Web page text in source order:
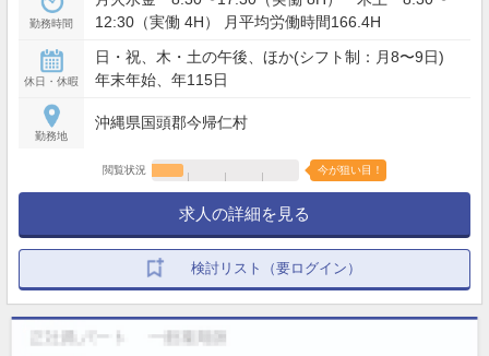
勤務時間
12:30（実働 4H） 月平均労働時間166.4H
休日・休暇
日・祝、木・土の午後、ほか(シフト制：月8〜9日)
年末年始、年115日
勤務地
沖縄県国頭郡今帰仁村
閲覧状況 今が狙い目！
求人の詳細を見る
検討リスト（要ログイン）